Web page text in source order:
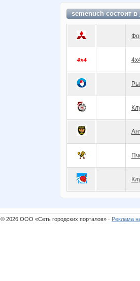
semenuch состоит в
© 2026 ООО «Сеть городских порталов» · Реклама